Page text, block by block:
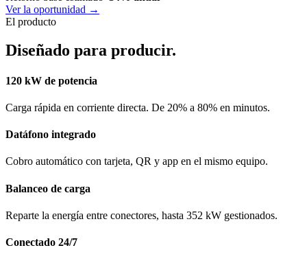
Ver la oportunidad →
El producto
Diseñado para producir.
120 kW de potencia
Carga rápida en corriente directa. De 20% a 80% en minutos.
Datáfono integrado
Cobro automático con tarjeta, QR y app en el mismo equipo.
Balanceo de carga
Reparte la energía entre conectores, hasta 352 kW gestionados.
Conectado 24/7